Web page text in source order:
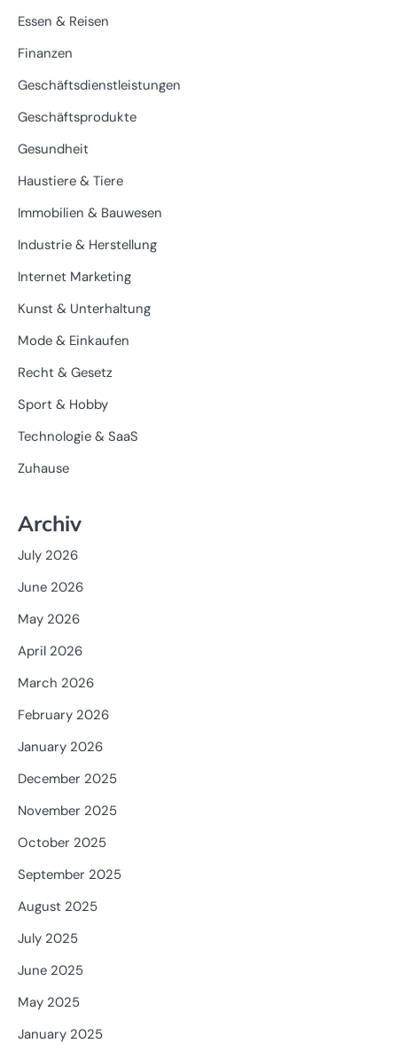
Essen & Reisen
Finanzen
Geschäftsdienstleistungen
Geschäftsprodukte
Gesundheit
Haustiere & Tiere
Immobilien & Bauwesen
Industrie & Herstellung
Internet Marketing
Kunst & Unterhaltung
Mode & Einkaufen
Recht & Gesetz
Sport & Hobby
Technologie & SaaS
Zuhause
Archiv
July 2026
June 2026
May 2026
April 2026
March 2026
February 2026
January 2026
December 2025
November 2025
October 2025
September 2025
August 2025
July 2025
June 2025
May 2025
January 2025